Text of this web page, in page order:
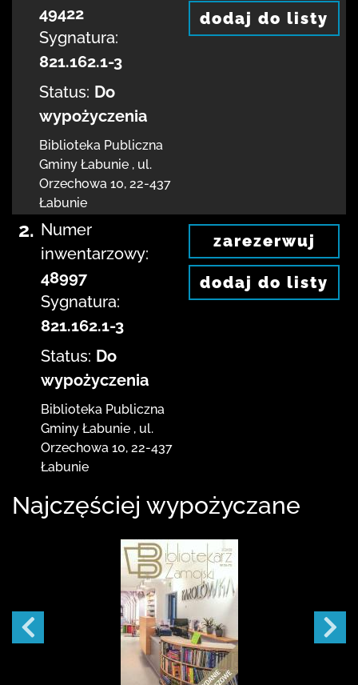
49422
Sygnatura:
821.162.1-3
Status: Do
wypożyczenia
Biblioteka Publiczna
Gminy Łabunie , ul.
Orzechowa 10, 22-437
Łabunie
dodaj do listy
2. Numer
inwentarzowy:
48997
Sygnatura:
821.162.1-3
Status: Do
wypożyczenia
Biblioteka Publiczna
Gminy Łabunie , ul.
Orzechowa 10, 22-437
Łabunie
zarezerwuj
dodaj do listy
Najczęściej wypożyczane